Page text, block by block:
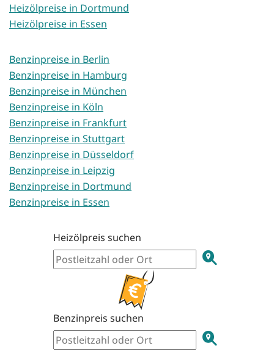
Heizölpreise in Dortmund
Heizölpreise in Essen
Benzinpreise in Berlin
Benzinpreise in Hamburg
Benzinpreise in München
Benzinpreise in Köln
Benzinpreise in Frankfurt
Benzinpreise in Stuttgart
Benzinpreise in Düsseldorf
Benzinpreise in Leipzig
Benzinpreise in Dortmund
Benzinpreise in Essen
Heizölpreis suchen
Benzinpreis suchen